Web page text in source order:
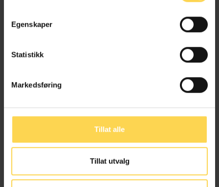
Egenskaper
Statistikk
Markedsføring
Tillat alle
Tillat utvalg